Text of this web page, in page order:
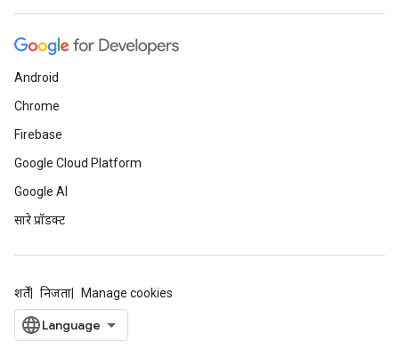
Android
Chrome
Firebase
Google Cloud Platform
Google AI
सारे प्रॉडक्ट
शर्तें निजता Manage cookies